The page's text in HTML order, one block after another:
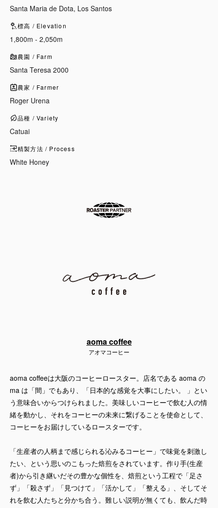
Santa Maria de Dota, Los Santos
標高 / Elevation
1,800m - 2,050m
農園 / Farm
Santa Teresa 2000
農家 / Farmer
Roger Urena
品種 / Variety
Catuai
精製方法 / Process
White Honey
aoma coffee
アオマコーヒー
aoma coffeeは大阪のコーヒーロースター。店名である aoma の
ma は「間」でもあり、「日本的な感覚を大事にしたい。 」とい
う意味合いからつけられました。美味しいコーヒーで飲む人の情
緒を動かし、それをコーヒーの未来に繋げることを使命として、
コーヒーをお届けしているロースターです。
「生産者の人柄まで感じられる沁みるコーヒー」で味覚を刺激し
たい、という思いのこもった焙煎をされています。作り手(生産
者)から引き継いだその豊かな個性を、焙煎という工程で「足さ
ず」「殺さず」「見つけて」「活かして」「整える」、そしてそ
れを飲む人たちと分かち合う。難しい説明が無くても、飲んだ時